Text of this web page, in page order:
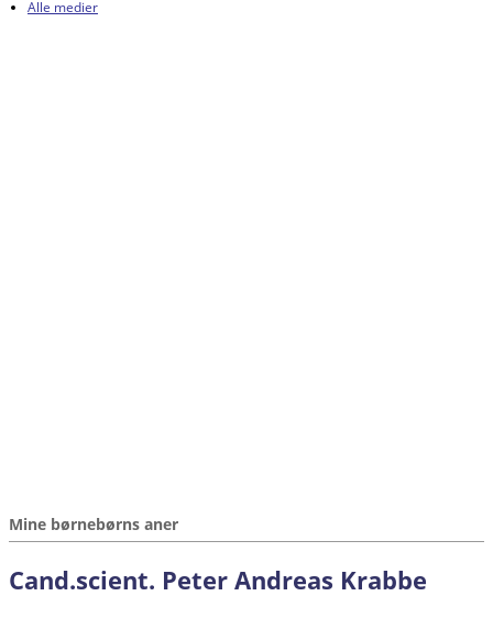
Alle medier
Mine børnebørns aner
Cand.scient. Peter Andreas Krabbe